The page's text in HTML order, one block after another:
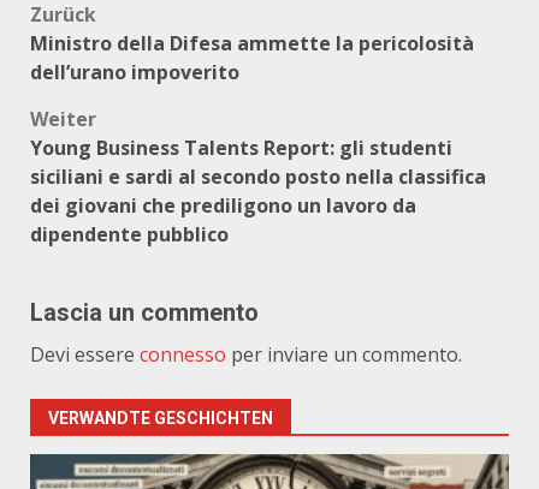
Beitragsnavigation
Zurück
Ministro della Difesa ammette la pericolosità
dell’urano impoverito
Weiter
Young Business Talents Report: gli studenti
siciliani e sardi al secondo posto nella classifica
dei giovani che prediligono un lavoro da
dipendente pubblico
Lascia un commento
Devi essere connesso per inviare un commento.
VERWANDTE GESCHICHTEN